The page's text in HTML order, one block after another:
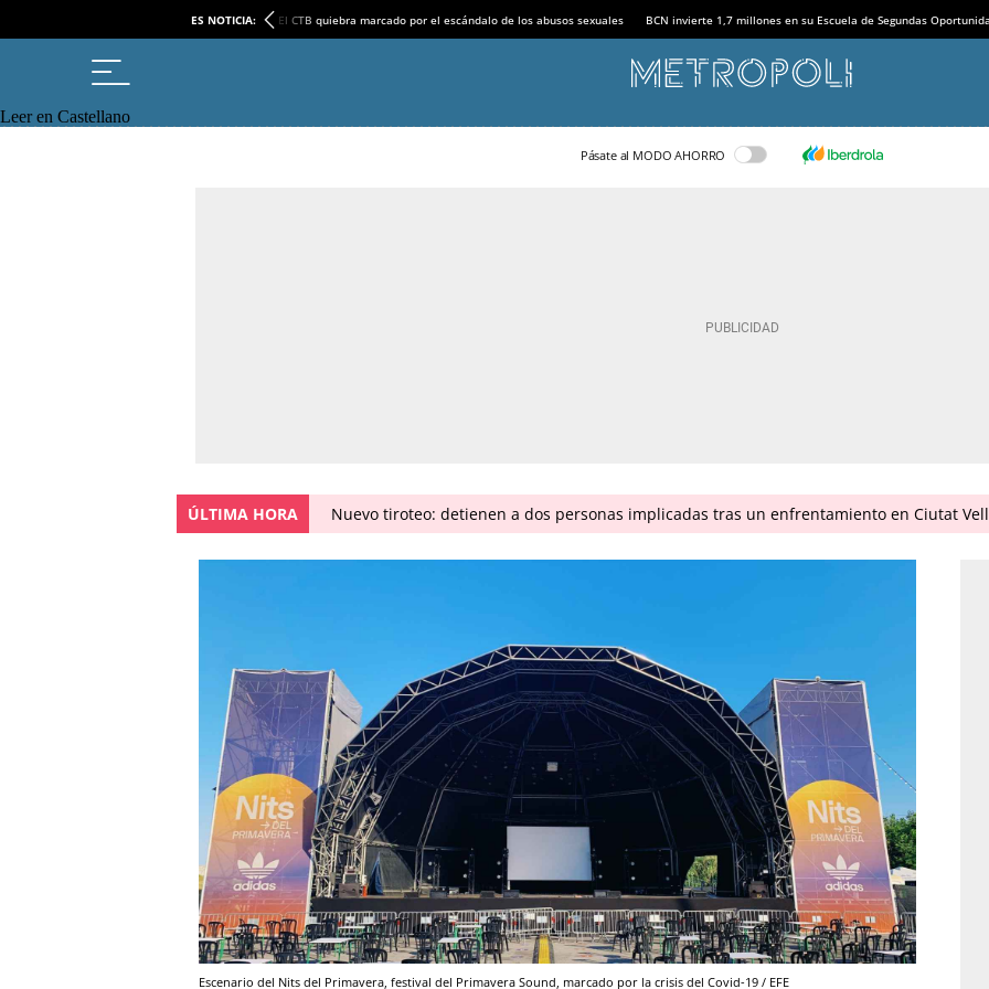
ES NOTICIA: El CTB quiebra marcado por el escándalo de los abusos sexuales BCN invierte 1,7 millones en su Escuela de Segundas
Leer en Castellano
Pásate al MODO AHORRO
ÚLTIMA HORA Nuevo tiroteo: detienen a dos personas implicadas tras un enfrentamiento en Ciutat
Escenario del Nits del Primavera, festival del Primavera Sound, marcado por la crisis del Covid-19 / EFE